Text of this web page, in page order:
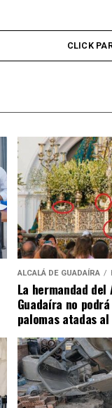
CLICK
ALCALÁ DE GUADAÍRA
La hermandad
Guadaíra no
palomas atadas al